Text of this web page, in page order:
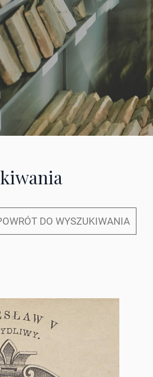
DO WYSZUKIWANIA